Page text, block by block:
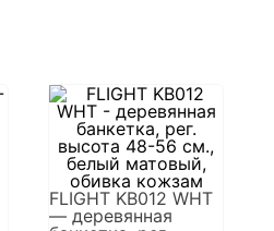
FLIGHT KB012 WHT
— деревянная